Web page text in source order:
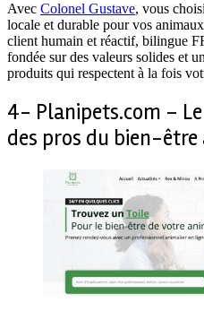
Avec Colonel Gustave, vous
locale et durable pour vos
client humain et réactif, bilingue
fondée sur des valeurs solides et
produits qui respectent à la fois
4- Planipets.com –
des pros du bien-